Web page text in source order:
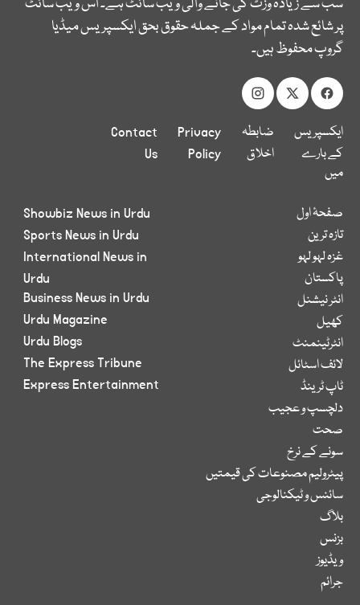
سب سے زیادہ وزٹ کی جانے والی ویب سائٹ ہے۔ اس ویب سائٹ
پر شائع شدہ تمام مواد کے جملہ حقوق بحق ایکسپریس میڈیا
گروپ محفوظ ہیں۔
ایکسپریس
کے بارے
میں
ضابطہ
اخلاق
Privacy
Policy
Contact
Us
صفحۂ اول
تازہ ترین
غزہ لہو لہو
پاکستان
انٹر نیشنل
کھیل
انٹرٹینمنٹ
لائف اسٹائل
ٹاپ ٹرینڈ
دلچسپ و عجیب
صحت
سونے کے نرخ
پیٹرولیم مصنوعات کی قیمتیں
سائنس و ٹیکنالوجی
بلاگ
بزنس
ویڈیوز
جرائم
Showbiz News in Urdu
Sports News in Urdu
International News in
Urdu
Business News in Urdu
Urdu Magazine
Urdu Blogs
The Express Tribune
Express Entertainment